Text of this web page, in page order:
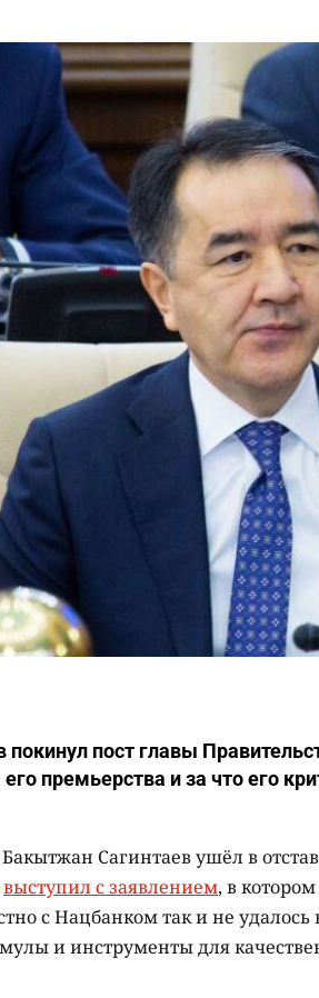
пост главы
премьерства и за что его
Сагинтаев ушёл в
выступил с заявлением, в
с Нацбанком так и не
и инструменты для